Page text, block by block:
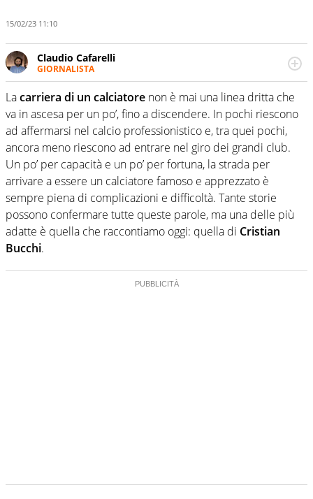
15/02/23 11:10
Claudio Cafarelli
GIORNALISTA
Classe 1985: SEO, copywriter e content manager. Laurea
in Economia, giornalista pubblicista.
Lacarriera di un calciatore non è mai una linea dritta che
va in ascesa per un po’, fino a discendere. In pochi riescono
ad affermarsi nel calcio professionistico e, tra quei pochi,
ancora meno riescono ad entrare nel giro dei grandi club.
Un po’ per capacità e un po’ per fortuna, la strada per
arrivare a essere un calciatore famoso e apprezzato è
sempre piena di complicazioni e difficoltà. Tante storie
possono confermare tutte queste parole, ma una delle più
adatte è quella che raccontiamo oggi: quella di Cristian
Bucchi.